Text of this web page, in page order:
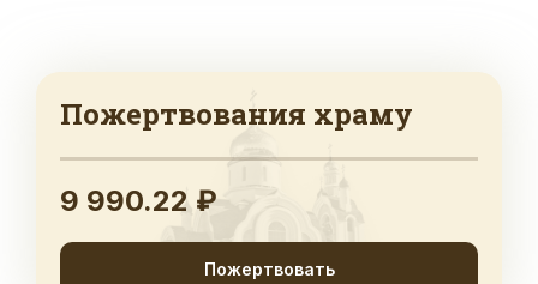
Пожертвования храму
9 990.22 ₽
Пожертвовать